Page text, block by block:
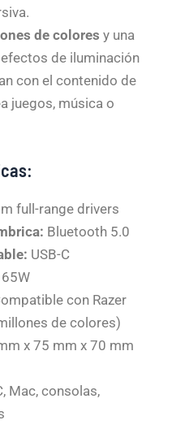
de colores y una
de iluminación
con el contenido de
juegos, música o
full-range drivers
Bluetooth 5.0
USB-C
65W
con Razer
de colores)
x 75 mm x 70 mm
Mac, consolas,